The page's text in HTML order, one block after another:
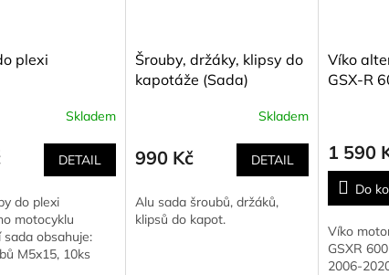
plexi
Skladem
DETAIL
do plexi
motocyklu
sada obsahuje:
M5x15, 10ks
Šrouby, držáky, klipsy do
kapotáže (Sada)
Skladem
990 Kč DETAIL
Alu sada šroubů, držáků,
klipsů do kapot.
Víko
GSX-R
1 590
Do
Víko
GSXR
2006-